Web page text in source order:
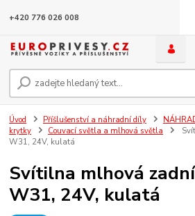
+420 776 026 008
Úvod Příšlušenství a náhradní díly
krytky
Couvací světla a mlhová světla
W31, 24V, kulatá
Svítilna mlhová
W31, 24V, kulatá